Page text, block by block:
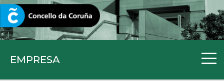
EMPRESA
CORUNA.GAL